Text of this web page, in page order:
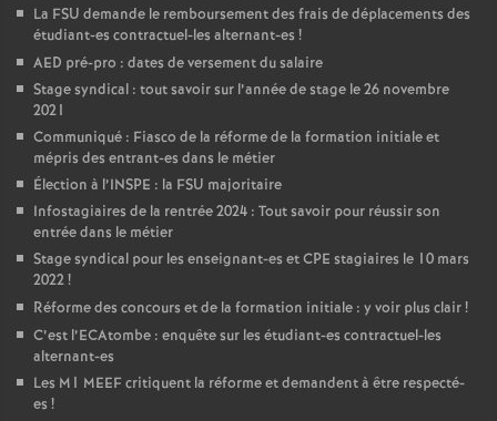
La FSU demande le remboursement des frais de déplacements des
étudiant-es contractuel-les alternant-es !
AED pré-pro : dates de versement du salaire
Stage syndical : tout savoir sur l’année de stage le 26 novembre
2021
Communiqué : Fiasco de la réforme de la formation initiale et
mépris des entrant-es dans le métier
Élection à l’INSPE : la FSU majoritaire
Infostagiaires de la rentrée 2024 : Tout savoir pour réussir son
entrée dans le métier
Stage syndical pour les enseignant-es etCPE stagiaires le 10 mars
2022!
Réforme des concours et de la formation initiale : y voir plus clair!
C’est l’ECAtombe : enquête sur les étudiant-es contractuel-les
alternant-es
Les M1 MEEFcritiquent la réforme et demandent à être respecté-
es !